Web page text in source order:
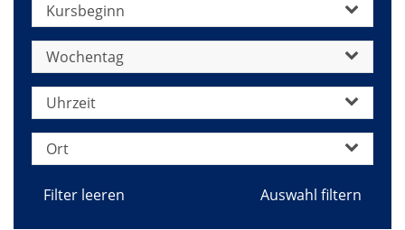
Kursbeginn
Wochentag
Uhrzeit
Ort
Filter leeren